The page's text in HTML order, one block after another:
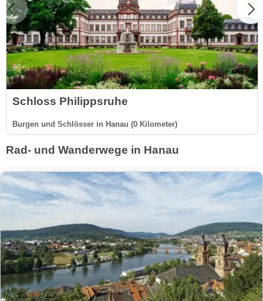
Schloss Philippsruhe
Burgen und Schlösser in Hanau (0 Kilometer)
Rad- und Wanderwege in Hanau